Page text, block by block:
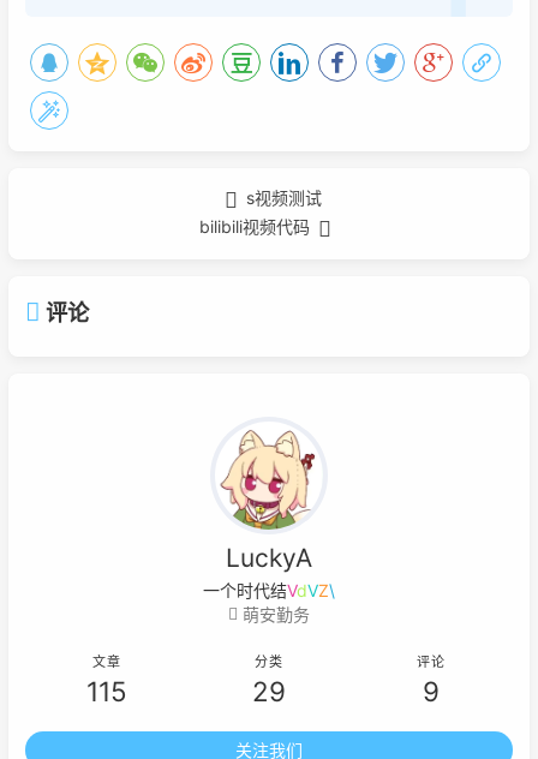
s视频测试
bilibili视频代码
评论
LuckyA
一个时代结束的标3c
萌安勤务
文章
115
分类
29
评论
9
关注我们